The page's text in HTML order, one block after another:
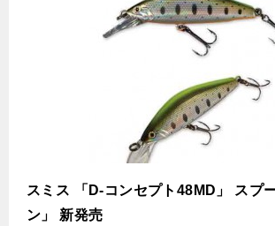
スミス 「D-コンセプト48MD」 スプ
ン」 新発売